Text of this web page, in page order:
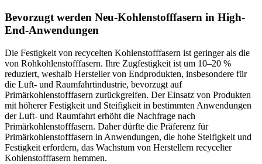
Bevorzugt werden Neu-Kohlenstofffasern in High-
End-Anwendungen
Die Festigkeit von recycelten Kohlenstofffasern ist geringer als die
von Rohkohlenstofffasern. Ihre Zugfestigkeit ist um 10–20 %
reduziert, weshalb Hersteller von Endprodukten, insbesondere für
die Luft- und Raumfahrtindustrie, bevorzugt auf
Primärkohlenstofffasern zurückgreifen. Der Einsatz von Produkten
mit höherer Festigkeit und Steifigkeit in bestimmten Anwendungen
der Luft- und Raumfahrt erhöht die Nachfrage nach
Primärkohlenstofffasern. Daher dürfte die Präferenz für
Primärkohlenstofffasern in Anwendungen, die hohe Steifigkeit und
Festigkeit erfordern, das Wachstum von Herstellern recycelter
Kohlenstofffasern hemmen.